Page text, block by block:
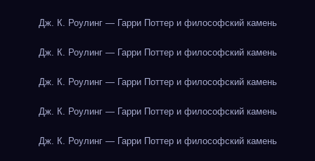
Дж. К. Роулинг — Гарри Поттер и философский камень
Дж. К. Роулинг — Гарри Поттер и философский камень
Дж. К. Роулинг — Гарри Поттер и философский камень
Дж. К. Роулинг — Гарри Поттер и философский камень
Дж. К. Роулинг — Гарри Поттер и философский камень